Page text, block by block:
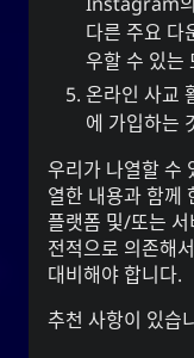
다른 주요 다
우할 수 있는
온라인 사교
에 가입하는
우리가 나열할 수
열한 내용과 함께
플랫폼 및/또는
전적으로 의존해
대비해야 합니다.
추천 사항이 있습